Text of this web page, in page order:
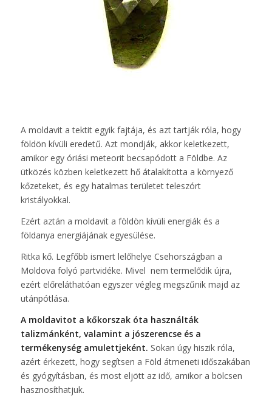
A moldavit a tektit egyik fajtája, és azt tartják róla, hogy
földön kívüli eredetű. Azt mondják, akkor keletkezett,
amikor egy óriási meteorit becsapódott a Földbe. Az
ütközés közben keletkezett hő átalakította a környező
kőzeteket, és egy hatalmas területet teleszórt
kristályokkal.
Ezért aztán a moldavit a földön kívüli energiák és a
földanya energiájának egyesülése.
Ritka kő. Legfőbb ismert lelőhelye Csehországban a
Moldova folyó partvidéke. Mivel nem termelődik újra,
ezért előreláthatóan egyszer végleg megszűnik majd az
utánpótlása.
A moldavitot a kőkorszak óta használták
talizmánként, valamint a jószerencse és a
termékenység amulettjeként. Sokan úgy hiszik róla,
azért érkezett, hogy segítsen a Föld átmeneti időszakában
és gyógyításban, és most eljött az idő, amikor a bölcsen
hasznosíthatjuk.